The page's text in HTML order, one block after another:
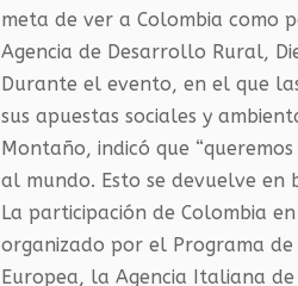
meta de ver a Colombia como
Agencia de Desarrollo Rural,
Durante el evento, en el que
sus apuestas sociales y
Montaño, indicó que
al mundo. Esto se devuelve en
La participación de Colombia
organizado por el Programa
Europea, la Agencia Italiana